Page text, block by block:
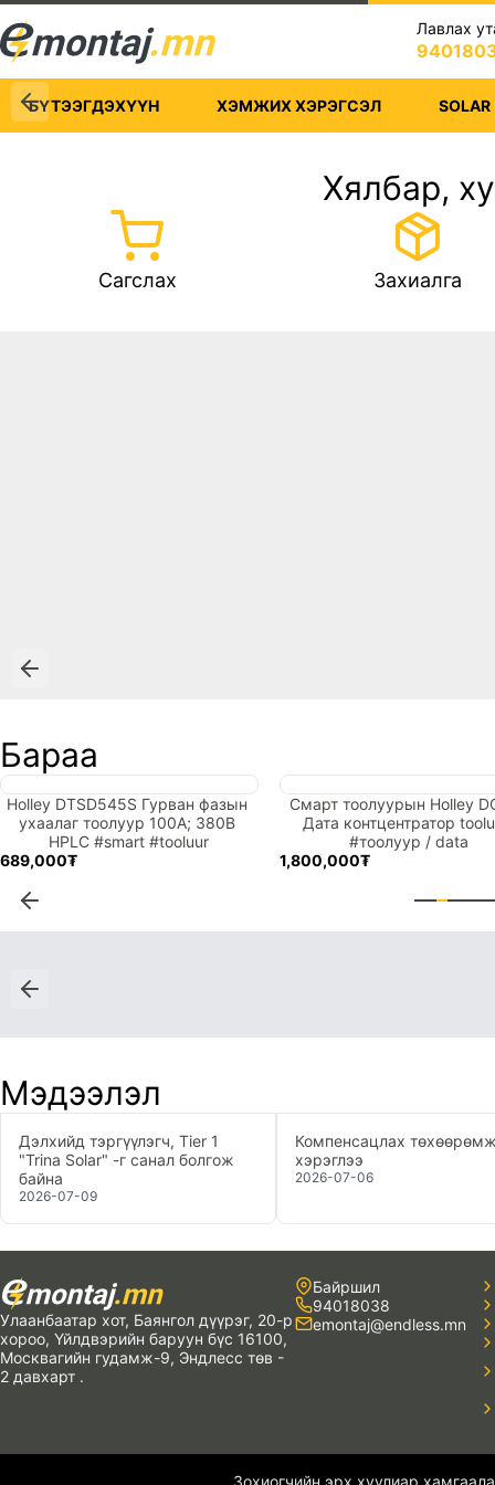
Лавлах
БҮТЭЭГДЭХҮҮН ХЭМЖИХ ХЭРЭГСЭЛ SOLAR

Хялбар,

Сагслах

Захиалга

Бараа
Holley DTSD545S Гурван фазын
ухаалаг тоолуур 100А; 380B
HPLC #smart #tooluur
689,000₮
Смарт тоолуурын Holley
Дата контцентратор
#тоолуур / data
1,800,000₮


Мэдээлэл
Дэлхийд тэргүүлэгч, Tier 1
"Trina Solar" -г санал болгож
байна
2026-07-09
Компенсацлах
хэрэглээ
2026-07-06
Улаанбаатар хот, Баянгол дүүрэг, 20-р
хороо, Үйлдвэрийн баруун бүс 16100
Москвагийн гудамж-9, Эндлесс төв -
2 давхарт .
Байршил
94018038
emontaj@endless.mn